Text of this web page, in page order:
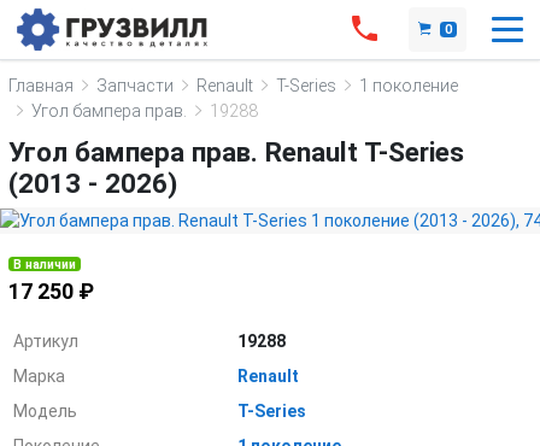
0
Главная Запчасти Renault T-Series
1 поколение
Угол бампера прав.
19288
Угол бампера прав. Renault T-Series
(2013 - 2026)
В наличии
17 250 ₽
Артикул
19288
Марка
Renault
Модель
T-Series